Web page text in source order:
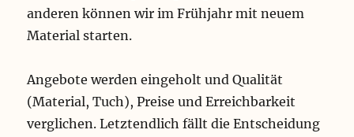
anderen können wir im Frühjahr mit neuem
Material starten.
Angebote werden eingeholt und Qualität
(Material, Tuch), Preise und Erreichbarkeit
verglichen. Letztendlich fällt die Entscheidung